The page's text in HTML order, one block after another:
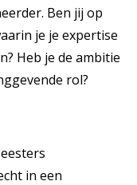
Ben jij op
je je expertise
Heb je de ambitie
rol?
in een